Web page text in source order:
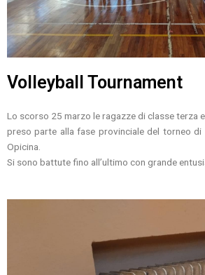
Volleyball Tournament
Lo scorso 25 marzo le ragazze di classe terza
preso parte alla fase provinciale del torneo di
Opicina.
Si sono battute fino all’ultimo con grande